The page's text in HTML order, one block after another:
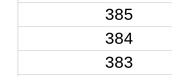
385
384
383